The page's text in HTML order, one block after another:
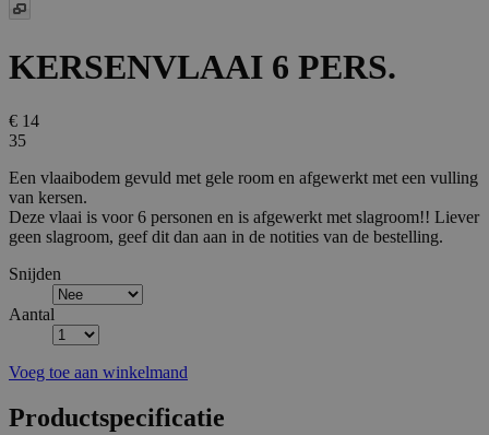
KERSENVLAAI 6 PERS.
€ 14
35
Een vlaaibodem gevuld met gele room en afgewerkt met een vulling
van kersen.
Deze vlaai is voor 6 personen en is afgewerkt met slagroom!! Liever
geen slagroom, geef dit dan aan in de notities van de bestelling.
Snijden
Aantal
Voeg toe aan winkelmand
Productspecificatie